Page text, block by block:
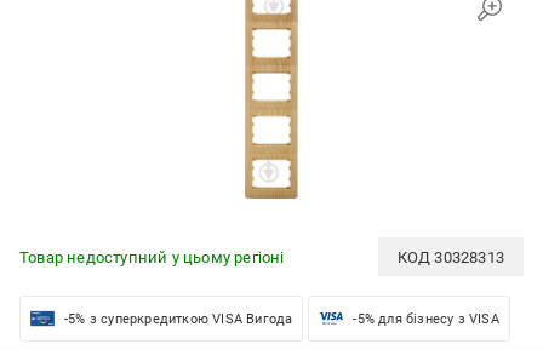
Товар недоступний у цьому регіоні КОД30328313
-5% з суперкредиткою VISA Вигода -5% для бізнесу з VISA